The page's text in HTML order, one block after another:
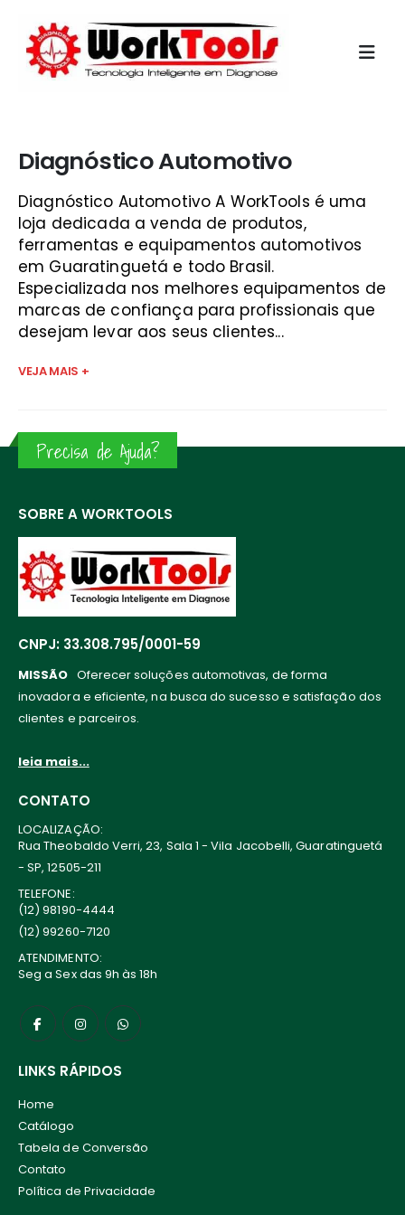
Diagnóstico Automotivo
Diagnóstico Automotivo A WorkTools é uma
loja dedicada a venda de produtos,
ferramentas e equipamentos automotivos
em Guaratinguetá e todo Brasil.
Especializada nos melhores equipamentos de
marcas de confiança para profissionais que
desejam levar aos seus clientes...
VEJA MAIS +
Precisa de Ajuda?
SOBRE A WORKTOOLS
CNPJ: 33.308.795/0001-59
MISSÃO Oferecer soluções automotivas, de forma
inovadora e eficiente, na busca do sucesso e satisfação dos
clientes e parceiros.
leia mais...
CONTATO
LOCALIZAÇÃO:
Rua Theobaldo Verri, 23, Sala 1 - Vila Jacobelli, Guaratinguetá
- SP, 12505-211
TELEFONE:
(12) 98190-4444
(12) 99260-7120
ATENDIMENTO:
Seg a Sex das 9h às 18h
LINKS RÁPIDOS
Home
Catálogo
Tabela de Conversão
Contato
Política de Privacidade